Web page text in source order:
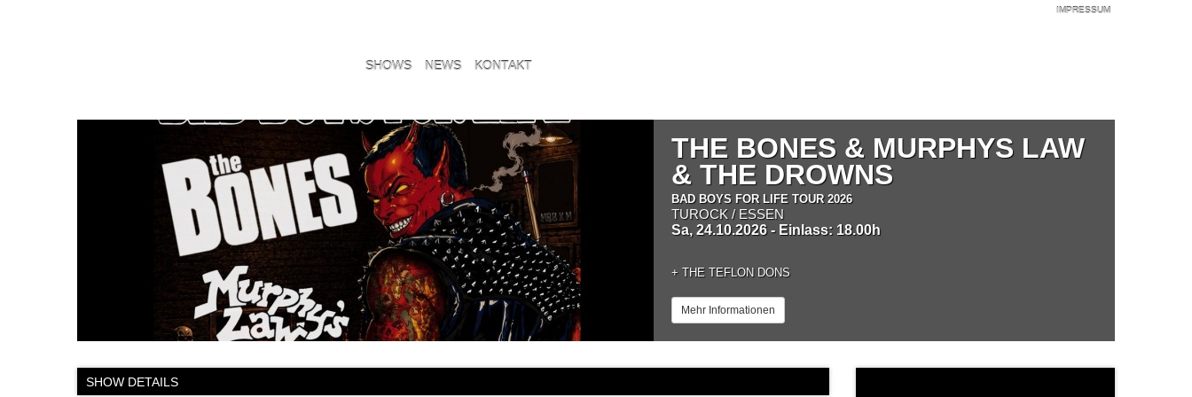
SHOWS NEWS KONTAKT
IMPRESSUM
THE BONES & MURPHYS LAW
& THE DROWNS
BAD BOYS FOR LIFE TOUR 2026
TUROCK / ESSEN
Sa, 24.10.2026 - Einlass: 18.00h
+ THE TEFLON DONS
Mehr Informationen
SHOW DETAILS